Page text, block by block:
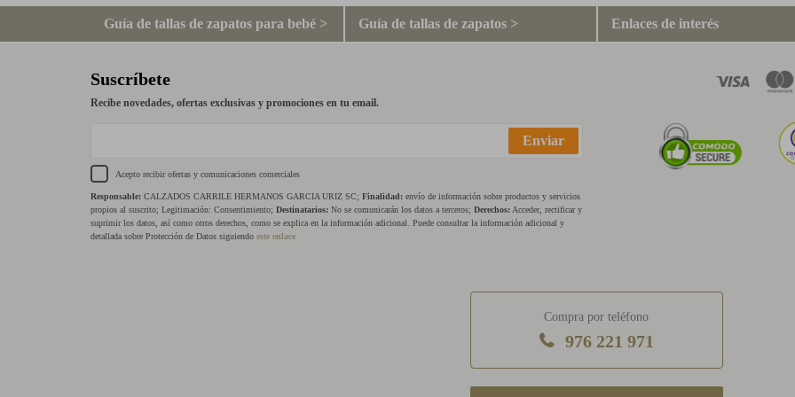
Guía de tallas de zapatos para bebé > Guía de tallas de zapatos > Enlaces de interés
Suscríbete
Recibe novedades, ofertas exclusivas y promociones en tu email.
Enviar
Acepto recibir ofertas y comunicaciones comerciales
Responsable: CALZADOS CARRILE HERMANOS GARCIA URIZ SC; Finalidad: envío de información sobre productos y servicios
propios al suscrito; Legitimación: Consentimiento; Destinatarios: No se comunicarán los datos a terceros; Derechos: Acceder, rectificar y
suprimir los datos, así como otros derechos, como se explica en la información adicional. Puede consultar la información adicional y
detallada sobre Protección de Datos siguiendo este enlace
Compra por teléfono
976 221 971